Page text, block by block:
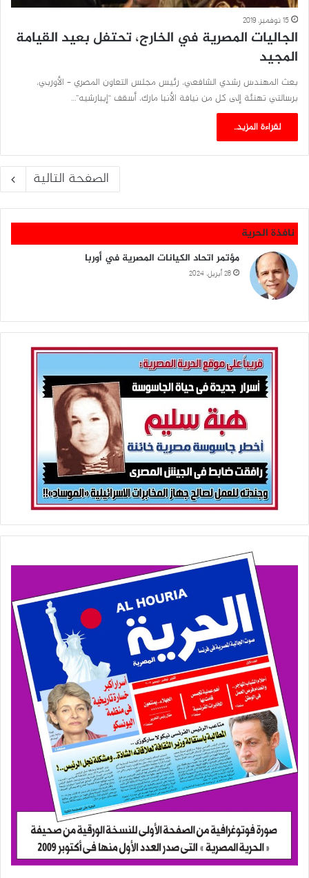
15 نوفمبر، 2019
الجاليات المصرية في الخارج، تحتفل بعيد القيامة
المجيد
بعث المهندس رشدي الشافعي، رئيس مجلس التعاون المصري – الأوربي،
برسالتي تهنئة إلى كل من نيافة الأنبا مارك، أسقف “إيبارشيه”…
لقراءة المزيد..
الصفحة التالية
نافذة الحرية
مؤتمر اتحاد الكيانات المصرية في أوربا
28 أبريل، 2024